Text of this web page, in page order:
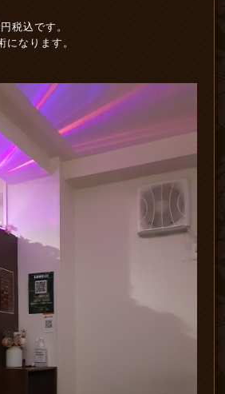
税込です。
になります。